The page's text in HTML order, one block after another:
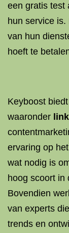
een gratis test
hun service
van hun
hoeft te
Keyboost
waaronder
ervaring op
wat nodig is
hoog scoort in
Bovendien
van experts
trends en